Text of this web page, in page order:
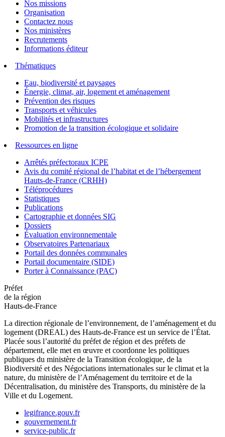
Nos missions
Organisation
Contactez nous
Nos ministères
Recrutements
Informations éditeur
Thématiques
Eau, biodiversité et paysages
Énergie, climat, air, logement et aménagement
Prévention des risques
Transports et véhicules
Mobilités et infrastructures
Promotion de la transition écologique et solidaire
Ressources en ligne
Arrêtés préfectoraux ICPE
Avis du comité régional de l’habitat et de l’hébergement
Hauts-de-France (CRHH)
Téléprocédures
Statistiques
Publications
Cartographie et données SIG
Dossiers
Évaluation environnementale
Observatoires Partenariaux
Portail des données communales
Portail documentaire (SIDE)
Porter à Connaissance (PAC)
Préfet
de la région
Hauts-de-France
La direction régionale de l’environnement, de l’aménagement et du
logement (DREAL) des Hauts-de-France est un service de l’État.
Placée sous l’autorité du préfet de région et des préfets de
département, elle met en œuvre et coordonne les politiques
publiques du ministère de la Transition écologique, de la
Biodiversité et des Négociations internationales sur le climat et la
nature, du ministère de l’Aménagement du territoire et de la
Décentralisation, du ministère des Transports, du ministère de la
Ville et du Logement.
legifrance.gouv.fr
gouvernement.fr
service-public.fr